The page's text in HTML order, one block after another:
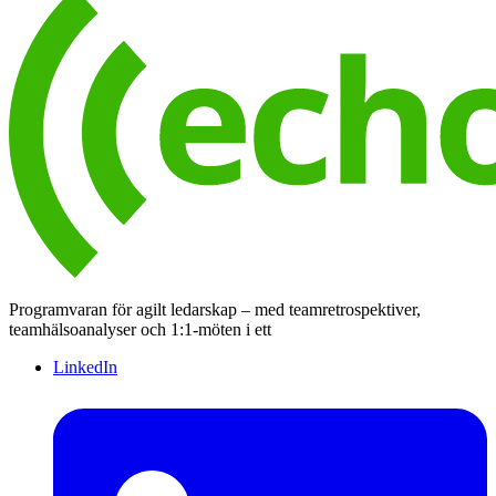
Programvaran för agilt ledarskap – med teamretrospektiver,
teamhälsoanalyser och 1:1-möten i ett
LinkedIn